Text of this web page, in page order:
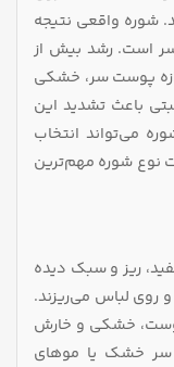
شوره واقعی نتیجه
است. رشد بیش از
پوست سر، خشکی
باعث تشدید این
می‌تواند انتخاب
نوع شوره مهم‌ترین
ریز و سبک دیده
روی لباس می‌ریزند.
خشکی و خارش
سر خشک یا موهای